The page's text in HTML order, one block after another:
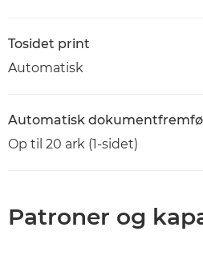
Tosidet print
Automatisk
Automatisk
Op til 20 ark (1-sidet)
Patroner og